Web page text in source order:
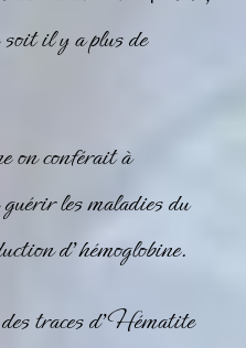
il y a plus de
on conférait à
les maladies du
d’hémoglobine.
d’Hématite